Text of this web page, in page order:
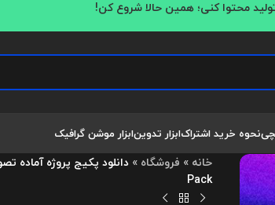
محتوا کنی؛ همین حالا شروع کن!
نحوه خرید اشتراکابزار تدوینابزار موشن گرافیک
خانه » فروشگاه »
Pack